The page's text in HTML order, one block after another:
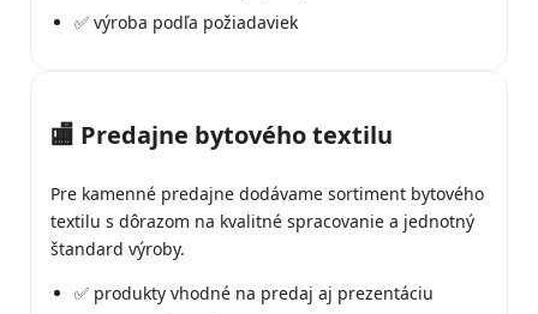
✅ výroba podľa požiadaviek
🏬 Predajne bytového textilu
Pre kamenné predajne dodávame sortiment bytového
textilu s dôrazom na kvalitné spracovanie a jednotný
štandard výroby.
✅ produkty vhodné na predaj aj prezentáciu